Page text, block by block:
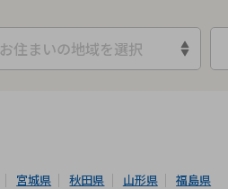
お住まいの地域を選択
宮城県 秋田県 山形県
福島県